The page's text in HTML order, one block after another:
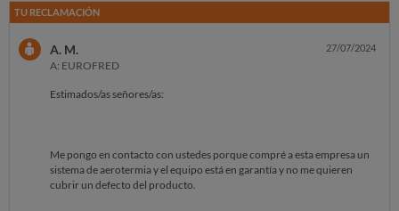
TU RECLAMACIÓN
A. M.
A: EUROFRED
27/07/2024
Estimados/as señores/as:
Me pongo en contacto con ustedes porque compré a esta empresa un
sistema de aerotermia y el equipo está en garantía y no me quieren
cubrir un defecto del producto.